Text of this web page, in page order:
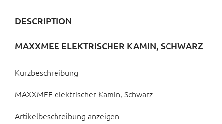
DESCRIPTION
MAXXMEE ELEKTRISCHER KAMIN, SCHWARZ
Kurzbeschreibung
MAXXMEE elektrischer Kamin, Schwarz
Artikelbeschreibung anzeigen